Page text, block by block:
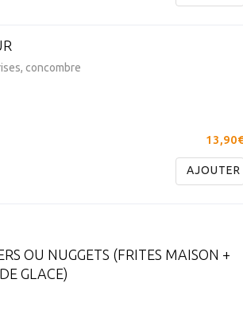
concombre
AJOUTER
OU NUGGETS (FRITES MAISON +
GLACE)